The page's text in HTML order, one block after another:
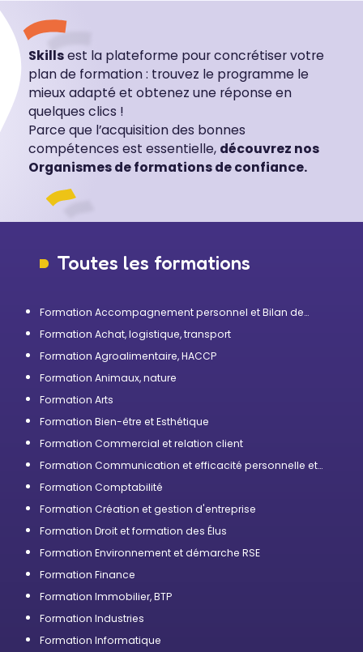
Skillsest la plateforme pour concrétiser votre
plan de formation : trouvez le programme le
mieux adapté et obtenez une réponse en
quelques clics !
Parce que l’acquisition des bonnes
compétences est essentielle, découvrez nos
Organismes de formations de confiance.
Toutes les formations
Formation Accompagnement personnel et Bilan de
Formation Achat, logistique, transport
Formation Agroalimentaire, HACCP
Formation Animaux, nature
Formation Arts
Formation Bien-être et Esthétique
Formation Commercial et relation client
Formation Communication et efficacité personnelle et
Formation Comptabilité
Formation Création et gestion d'entreprise
Formation Droit et formation des Élus
Formation Environnement et démarche RSE
Formation Finance
Formation Immobilier, BTP
Formation Industries
Formation Informatique